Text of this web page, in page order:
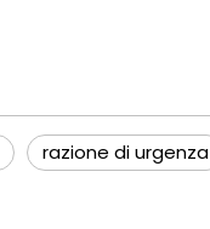
razione di urgenza